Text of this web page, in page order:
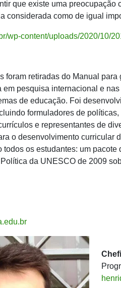
que existe uma preocupação
considerada como de igual
wp-content/uploads/2020/10/
foram retiradas do Manual
em pesquisa internacional e
de educação. Foi
formuladores de
e representantes de
o desenvolvimento curricular
todos os estudantes: um
da UNESCO de 2009